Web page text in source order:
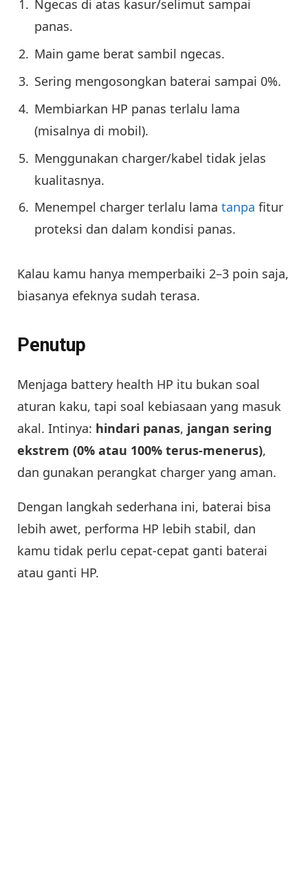
Ngecas di atas kasur/selimut sampai
panas.
Main game berat sambil ngecas.
Sering mengosongkan baterai sampai 0%.
Membiarkan HP panas terlalu lama
(misalnya di mobil).
Menggunakan charger/kabel tidak jelas
kualitasnya.
Menempel charger terlalu lama tanpa fitur
proteksi dan dalam kondisi panas.
Kalau kamu hanya memperbaiki 2–3 poin saja,
biasanya efeknya sudah terasa.
Penutup
Menjaga battery health HP itu bukan soal
aturan kaku, tapi soal kebiasaan yang masuk
akal. Intinya: hindari panas, jangan sering
ekstrem (0% atau 100% terus-menerus),
dan gunakan perangkat charger yang aman.
Dengan langkah sederhana ini, baterai bisa
lebih awet, performa HP lebih stabil, dan
kamu tidak perlu cepat-cepat ganti baterai
atau ganti HP.